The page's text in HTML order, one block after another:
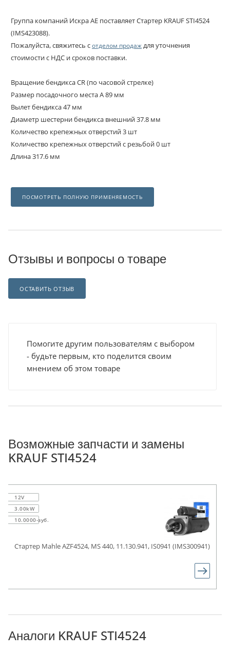
Группа компаний Искра АЕ поставляет Стартер KRAUF STI4524
(IMS423088).
Пожалуйста, свяжитесь сотделом продаждля уточнения
стоимости с НДС и сроков поставки.
Вращение бендикса CR (по часовой стрелке)
Размер посадочного места A 89 мм
Вылет бендикса 47 мм
Диаметр шестерни бендикса внешний 37.8 мм
Количество крепежных отверстий 3 шт
Количество крепежных отверстий с резьбой 0 шт
Длина 317.6 мм
ПОСМОТРЕТЬ ПОЛНУЮ ПРИМЕНЯЕМОСТЬ
Отзывы и вопросы о товаре
ОСТАВИТЬ ОТЗЫВ
Помогите другим пользователям с выбором
- будьте первым, кто поделится своим
мнением об этом товаре
Возможные запчасти и замены
KRAUF STI4524
12V
3.00kW
10.0000-зуб.
Стартер Mahle AZF4524, MS 440, 11.130.941, IS0941 (IMS300941)
Аналоги KRAUF STI4524